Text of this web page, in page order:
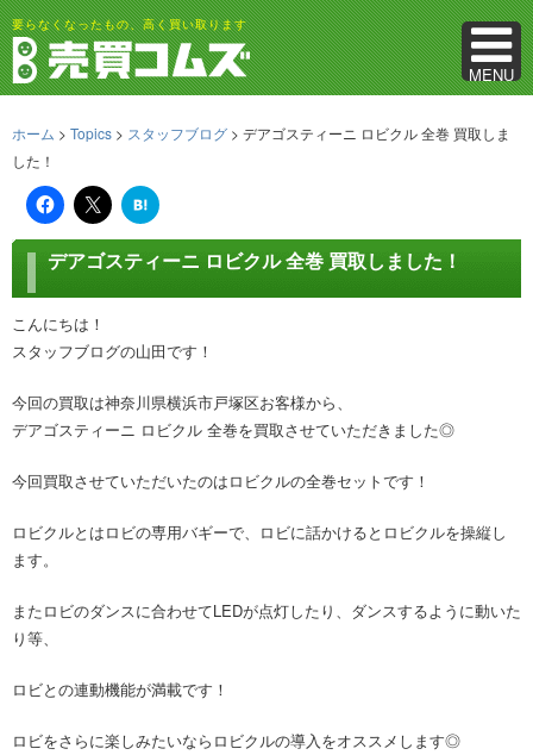
MENU
要らなくなったもの、高く買い取ります
ホーム > Topics > スタッフブログ > デアゴスティーニ ロビクル 全巻 買取しま
した！
は
て
ッ
マ
デアゴスティーニ ロビクル 全巻 買取しました！
こんにちは！
スタッフブログの山田です！
今回の買取は神奈川県横浜市戸塚区お客様から、
デアゴスティーニ ロビクル 全巻を買取させていただきました◎
今回買取させていただいたのはロビクルの全巻セットです！
ロビクルとはロビの専用バギーで、ロビに話かけるとロビクルを操縦し
ます。
またロビのダンスに合わせてLEDが点灯したり、ダンスするように動いた
り等、
ロビとの連動機能が満載です！
ロビをさらに楽しみたいならロビクルの導入をオススメします◎